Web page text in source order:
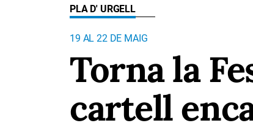
PLA D' URGELL
19 AL 22 DE MAIG
Torna la
cartell